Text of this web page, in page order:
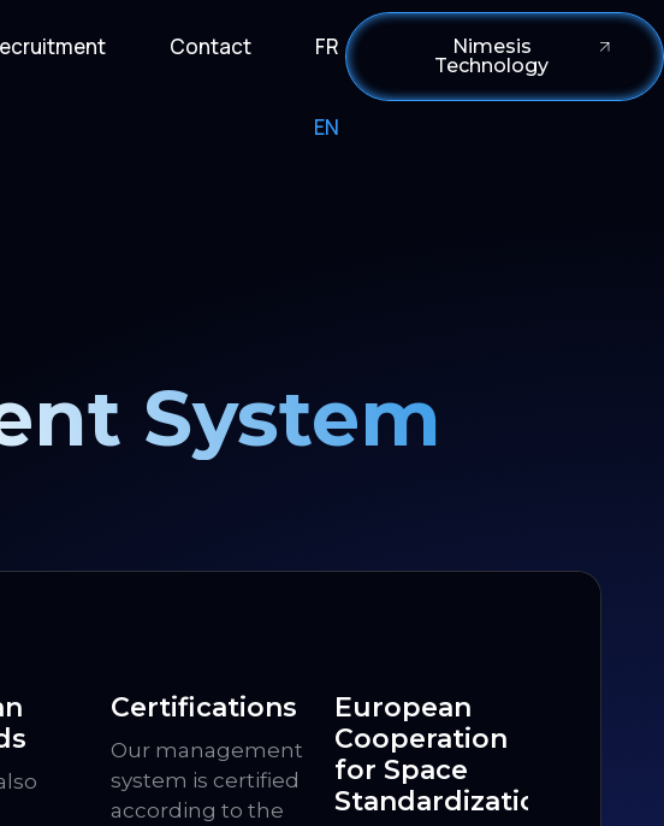
Contact FR
EN
Nimesis
Technology
System
Certifications
Our management
system is certified
according to the
European
Cooperation
for Space
Standardization